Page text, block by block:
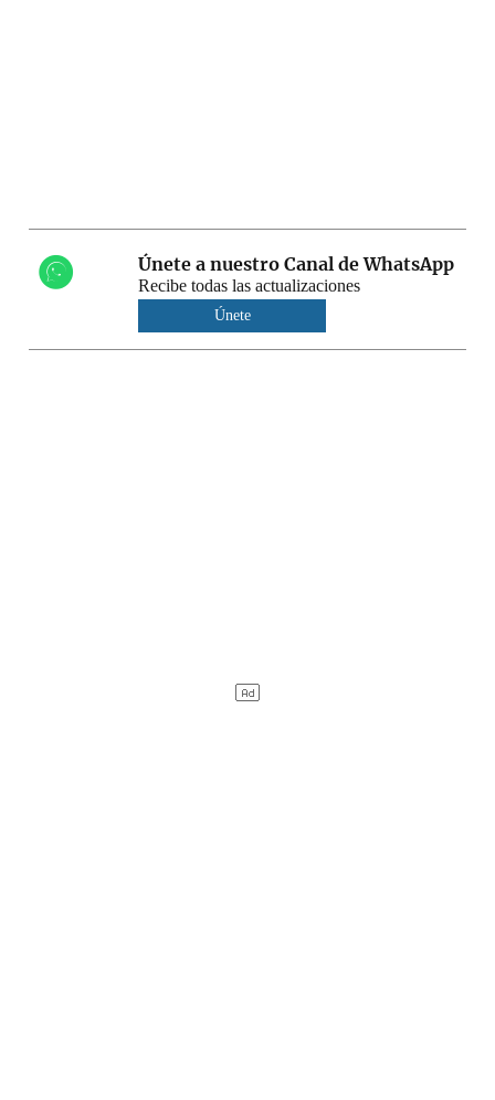
Únete a nuestro Canal de WhatsApp
Recibe todas las actualizaciones
Únete